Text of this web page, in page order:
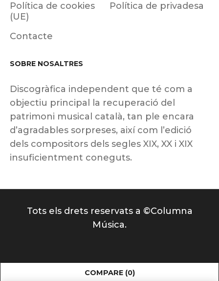
Política de cookies
(UE)
Política de privadesa
Contacte
SOBRE NOSALTRES
Discogràfica independent que té com a
objectiu principal la recuperació del
patrimoni musical català, tan ple encara
d’agradables sorpreses, així com l’edició
dels compositors dels segles XIX, XX i XIX
insuficientment coneguts.
Tots els drets reservats a ©Columna
Música.
COMPARE (0)